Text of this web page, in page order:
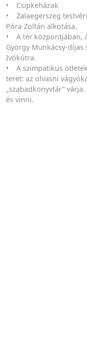
• Csipkeházak
• Zalaegerszeg
Póra Zoltán alkotása.
• A tér központjában,
György Munkácsy-díjas
Ivókútra.
• A szimpatikus
teret: az olvasni
„szabadkönyvtár”
és vinni.